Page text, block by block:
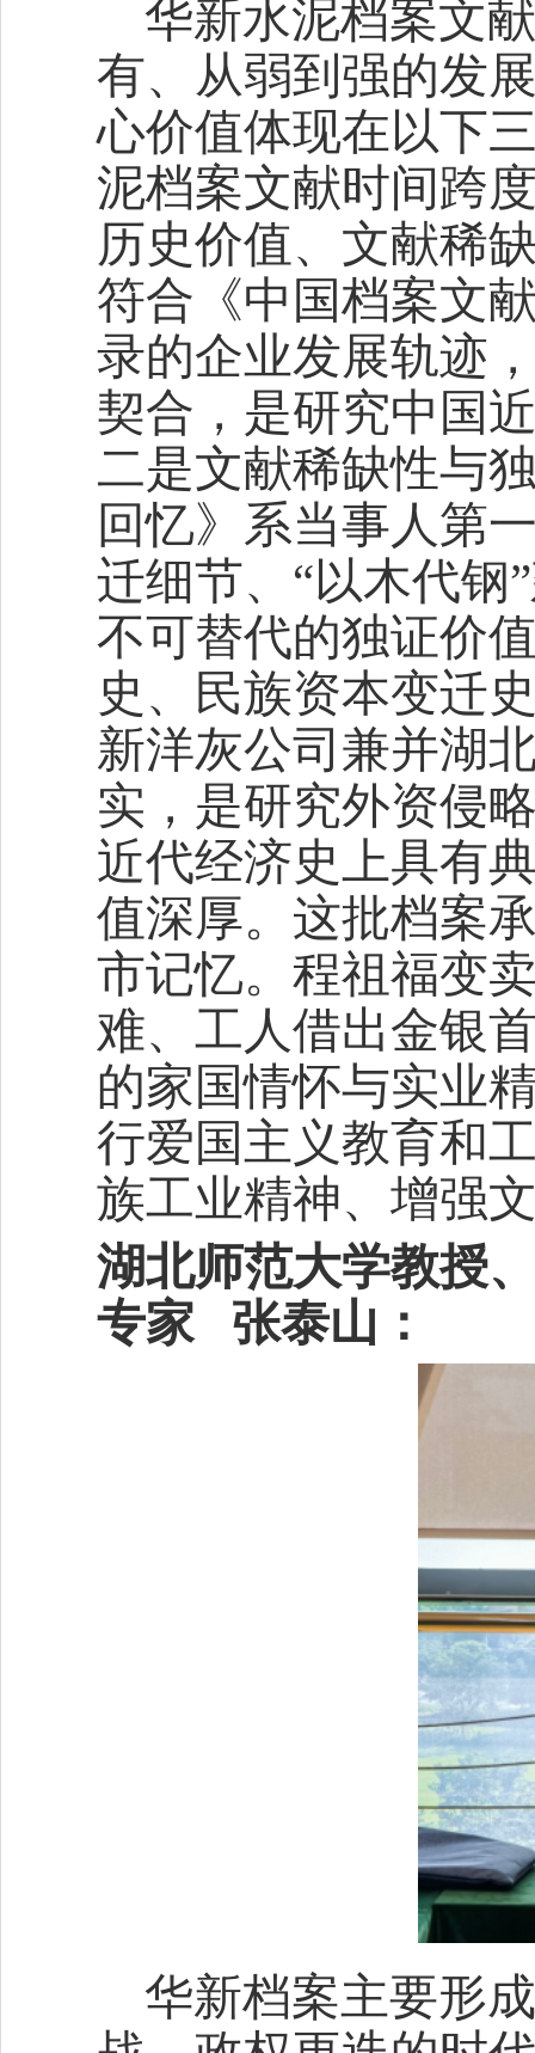
华新水泥档案文
有、从弱到强的发
心价值体现在以下
泥档案文献时间跨
历史价值、文献稀
符合《中国档案文
录的企业发展轨迹
契合，是研究中国
二是文献稀缺性与
回忆》系当事人第
迁细节、“以木代钢
不可替代的独证价
史、民族资本变迁
新洋灰公司兼并湖
实，是研究外资侵
近代经济史上具有
值深厚。这批档案
市记忆。程祖福变
难、工人借出金银
的家国情怀与实业
行爱国主义教育和
族工业精神、增强
湖北师范大学教授
专家 张泰山：
华新档案主要形